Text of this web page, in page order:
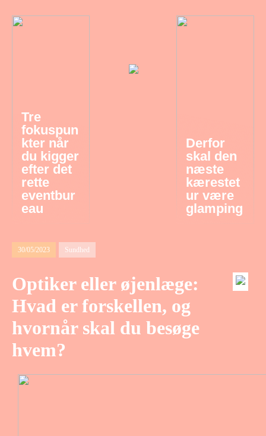
Tre
fokuspun
kter når
du kigger
efter det
rette
eventbur
eau
Derfor
skal den
næste
kærestet
ur være
glamping
30/05/2023 Sundhed
Optiker eller øjenlæge:
Hvad er forskellen, og
hvornår skal du besøge
hvem?